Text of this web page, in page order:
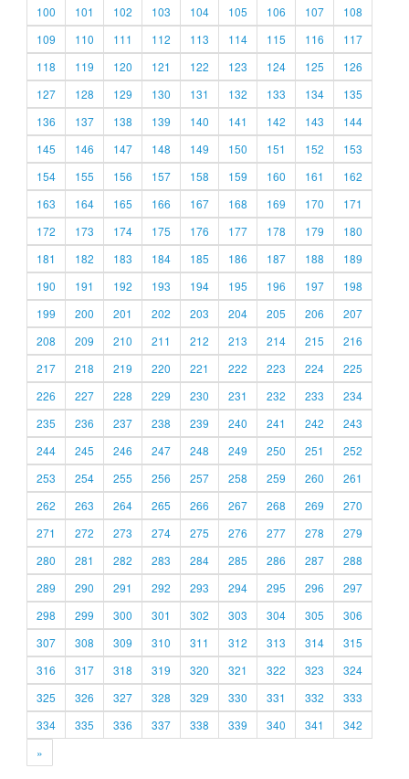
100
101 102 103 104 105 106 107
108
109
110 111 112 113 114 115 116
117
118
119 120 121 122 123 124 125
126
127
128 129 130 131 132 133 134
135
136
137 138 139 140 141 142 143
144
145
146 147 148 149 150 151 152
153
154
155 156 157 158 159 160 161
162
163
164 165 166 167 168 169 170
171
172
173 174 175 176 177 178 179
180
181
182 183 184 185 186 187 188
189
190
191 192 193 194 195 196 197
198
199
200 201 202 203 204 205 206
207
208
209 210 211 212 213 214 215
216
217
218 219 220 221 222 223 224
225
226
227 228 229 230 231 232 233
234
235
236 237 238 239 240 241 242
243
244
245 246 247 248 249 250 251
252
253
254 255 256 257 258 259 260
261
262
263 264 265 266 267 268 269
270
271
272 273 274 275 276 277 278
279
280
281 282 283 284 285 286 287
288
289
290 291 292 293 294 295 296
297
298
299 300 301 302 303 304 305
306
307
308 309 310 311 312 313 314
315
316
317 318 319 320 321 322 323
324
325
326 327 328 329 330 331 332
333
334
335 336 337 338 339 340 341
342
»